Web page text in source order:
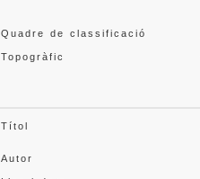
Quadre de classificació
Topogràfic
Títol
Autor